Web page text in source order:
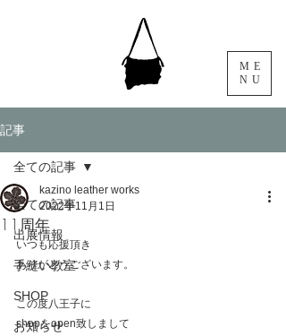
ME
NU
記事
全ての記事
出展情報
手縫い教室
SHOP
お知らせ
全ての記事
11周年
kazino leather works
2022年11月1日
いつも応援頂き
ありがとうございます。
この度八王子に
shopをopen致しまして